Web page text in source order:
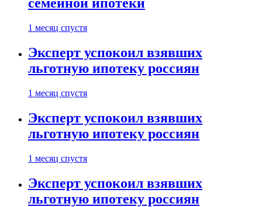
семейной ипотеки
1 месяц спустя
Эксперт успокоил взявших
льготную ипотеку россиян
1 месяц спустя
Эксперт успокоил взявших
льготную ипотеку россиян
1 месяц спустя
Эксперт успокоил взявших
льготную ипотеку россиян